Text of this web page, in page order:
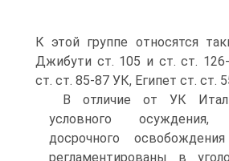
К этой группе относятся
Джибути ст. 105 и ст. ст.
ст. ст. 85-87 УК, Египет ст. ст.
В отличие от УК
условного
досрочного
регламентированы в